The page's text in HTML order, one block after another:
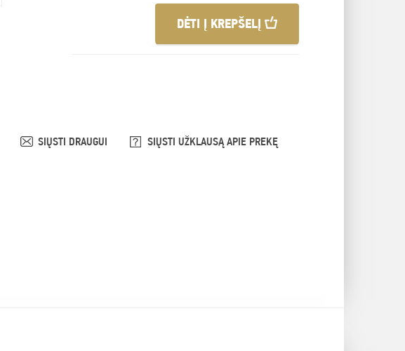
DĖTI Į KREPŠELĮ
SIŲSTI DRAUGUI SIŲSTI UŽKLAUSĄ APIE PREKĘ